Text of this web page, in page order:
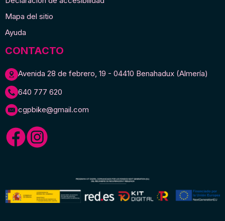
Mapa del sitio
Ayuda
CONTACTO
Avenida 28 de febrero, 19 - 04410 Benahadux (Almería)
640 777 620
cgpbike@gmail.com